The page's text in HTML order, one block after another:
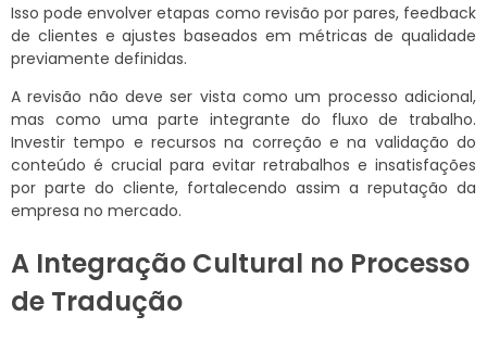
Isso pode envolver etapas como revisão por pares, feedback
de clientes e ajustes baseados em métricas de qualidade
previamente definidas.
A revisão não deve ser vista como um processo adicional,
mas como uma parte integrante do fluxo de trabalho.
Investir tempo e recursos na correção e na validação do
conteúdo é crucial para evitar retrabalhos e insatisfações
por parte do cliente, fortalecendo assim a reputação da
empresa no mercado.
A Integração Cultural no Processo
de Tradução